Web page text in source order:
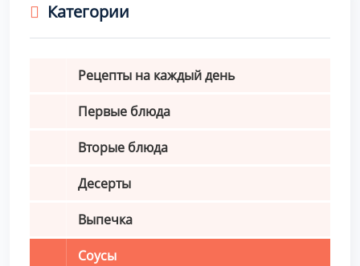
Категории
Рецепты на каждый день
Первые блюда
Вторые блюда
Десерты
Выпечка
Соусы